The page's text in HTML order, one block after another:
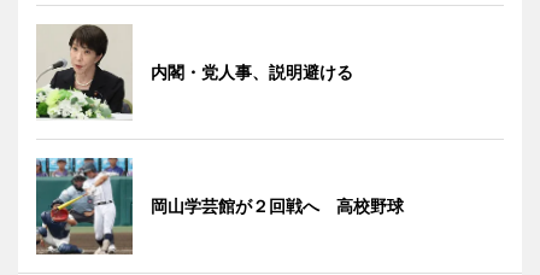
内閣・党人事、説明避ける
岡山学芸館が２回戦へ 高校野球